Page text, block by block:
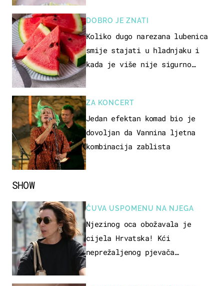
SHOW
ČUVA USPOMENU NA NJEGA
Njezinog oca obožavala je
cijela Hrvatska! Kći
neprežaljenog pjevača
DOBRO JE ZNATI
Koliko dugo narezana lubenica
smije stajati u hladnjaku i
kada je više nije sigurno
ZA KONCERT
Jedan efektan komad bio je
dovoljan da Vannina ljetna
kombinacija zablista